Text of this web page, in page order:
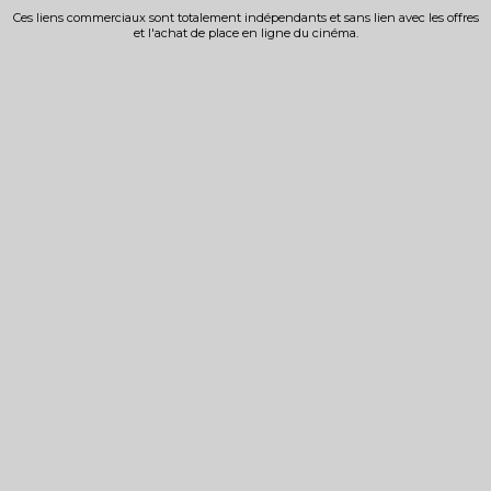
Ces liens commerciaux sont totalement indépendants et sans lien avec les offres
et l'achat de place en ligne du cinéma.